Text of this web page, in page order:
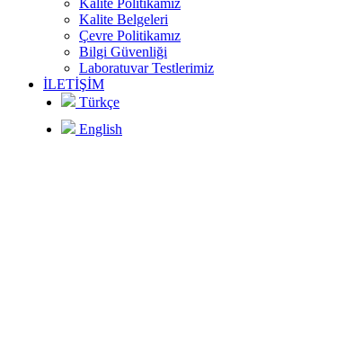
Kalite Politikamız
Kalite Belgeleri
Çevre Politikamız
Bilgi Güvenliği
Laboratuvar Testlerimiz
İLETİŞİM
Türkçe
English
ilk kez 20
İhracat
m2 lik
yıllık
ton kurulu
sahiptir.